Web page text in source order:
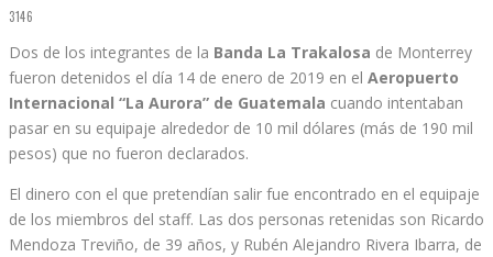
3146
Dos de los integrantes de la Banda La Trakalosa de Monterrey
fueron detenidos el día 14 de enero de 2019 en el Aeropuerto
Internacional “La Aurora” de Guatemala cuando intentaban
pasar en su equipaje alrededor de 10 mil dólares (más de 190 mil
pesos) que no fueron declarados.
El dinero con el que pretendían salir fue encontrado en el equipaje
de los miembros del staff. Las dos personas retenidas son Ricardo
Mendoza Treviño, de 39 años, y Rubén Alejandro Rivera Ibarra, de